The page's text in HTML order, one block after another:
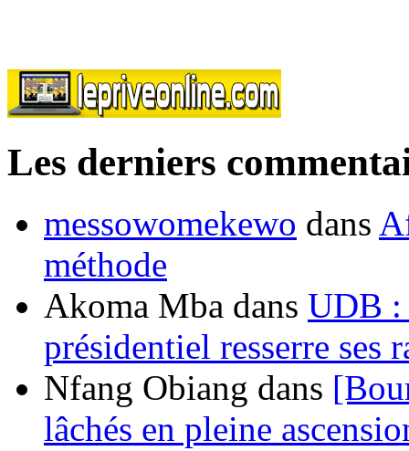
Les derniers
messowomekewo dans
méthode
Akoma Mba dans UDB :
présidentiel resserre ses
Nfang Obiang dans
lâchés en pleine